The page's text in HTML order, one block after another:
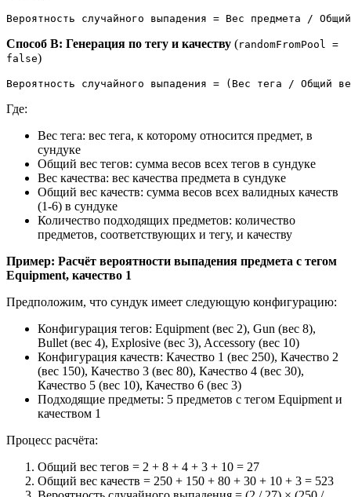
Способ B: Генерация по тегу и качеству (randomFromPool =
false)
Где:
Вес тега: вес тега, к которому относится предмет, в
сундуке
Общий вес тегов: сумма весов всех тегов в сундуке
Вес качества: вес качества предмета в сундуке
Общий вес качеств: сумма весов всех валидных качеств
(1-6) в сундуке
Количество подходящих предметов: количество
предметов, соответствующих и тегу, и качеству
Пример: Расчёт вероятности выпадения предмета с тегом
Equipment, качество 1
Предположим, что сундук имеет следующую конфигурацию:
Конфигурация тегов: Equipment (вес 2), Gun (вес 8),
Bullet (вес 4), Explosive (вес 3), Accessory (вес 10)
Конфигурация качеств: Качество 1 (вес 250), Качество 2
(вес 150), Качество 3 (вес 80), Качество 4 (вес 30),
Качество 5 (вес 10), Качество 6 (вес 3)
Подходящие предметы: 5 предметов с тегом Equipment и
качеством 1
Процесс расчёта:
Общий вес тегов = 2 + 8 + 4 + 3 + 10 = 27
Общий вес качеств = 250 + 150 + 80 + 30 + 10 + 3 = 523